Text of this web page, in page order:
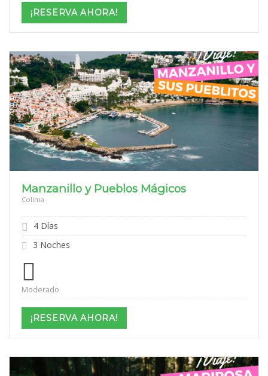
$999
through
$2,099
¡RESERVA AHORA!
Manzanillo y Pueblos Mágicos
Colima
4 Días
3 Noches
Moderado
¡RESERVA AHORA!